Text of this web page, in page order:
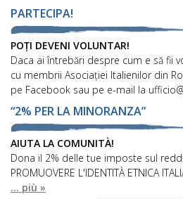
PARTECIPA!
POȚI DEVENI VOLUNTAR!
Daca ai întrebări despre cum e să fii
cu membrii Asociației Italienilor din
pe Facebook sau pe e-mail la
“2% PER LA MINORANZA”
AIUTA LA COMUNITÀ!
Dona il 2% delle tue imposte sul
PROMUOVERE L'IDENTITÀ ETNICA
... più »